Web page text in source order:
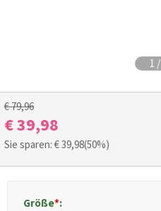
1 /
€ 79,96
€ 39,98
Sie sparen: €39,98(50%)
Größe*: